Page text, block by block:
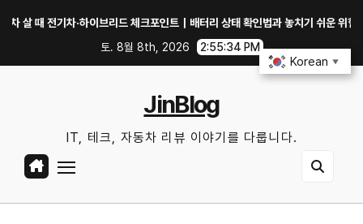
때 전기차·하이브리드 체크포인트｜배터리 상태 확인법과 놓치기 쉬운 위험 신호
토. 8월 8th, 2026
2:55:34 PM
JinBlog
IT, 테크, 자동차 리뷰 이야기를 다룹니다.
Korean ▼